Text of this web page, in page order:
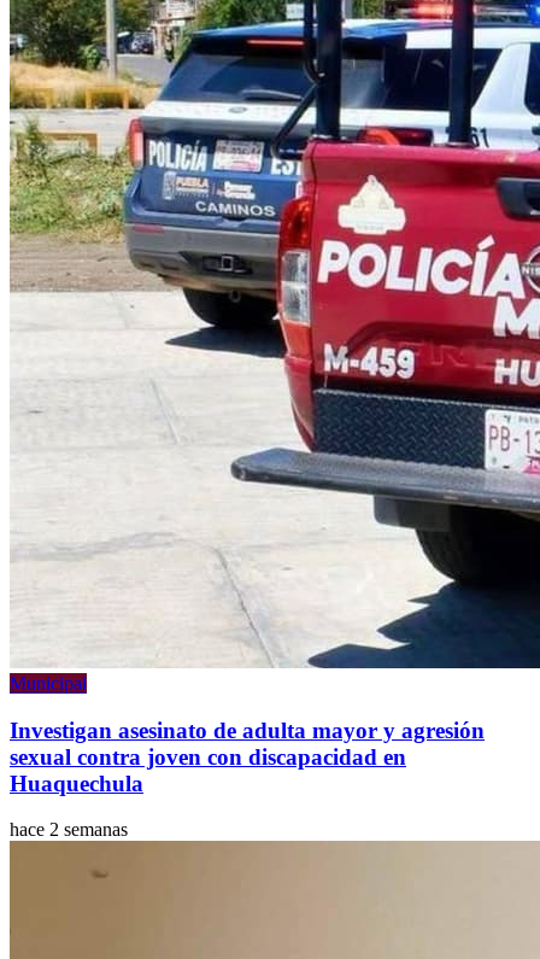
Municipal
Investigan asesinato de adulta mayor y agresión
sexual contra joven con discapacidad en
Huaquechula
hace 2 semanas